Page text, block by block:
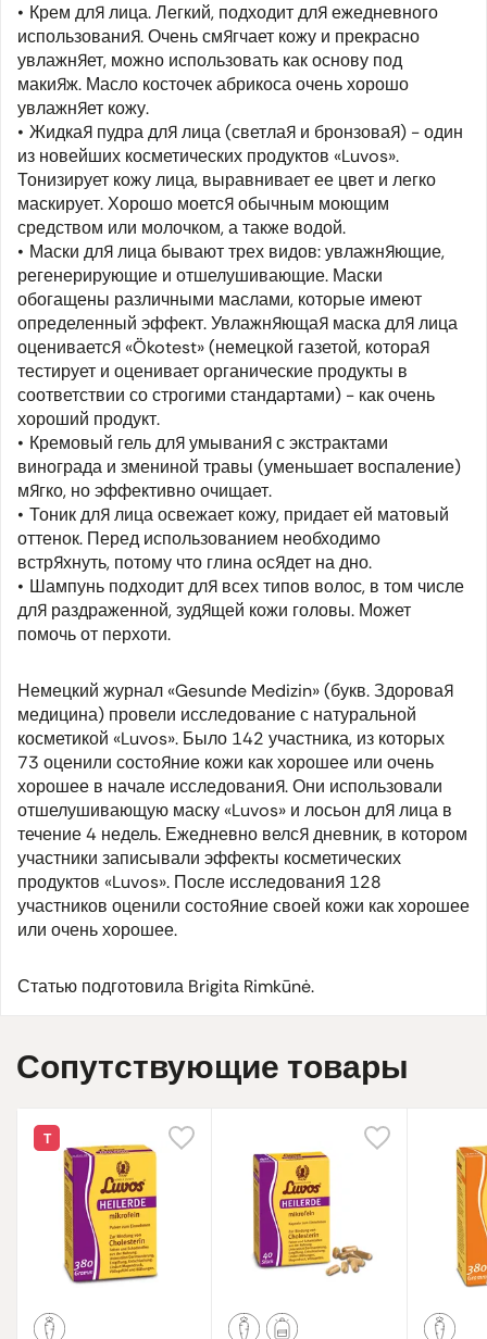
Крем для лица. Легкий, подходит для ежедневного
использования. Очень смягчает кожу и прекрасно
увлажняет, можно использовать как основу под
макияж. Масло косточек абрикоса очень хорошо
увлажняет кожу.
Жидкая пудра для лица (светлая и бронзовая) - один
из новейших косметических продуктов «Luvos».
Тонизирует кожу лица, выравнивает ее цвет и легко
маскирует. Хорошо моется обычным моющим
средством или молочком, а также водой.
Маски для лица бывают трех видов: увлажняющие,
регенерирующие и отшелушивающие. Маски
обогащены различными маслами, которые имеют
определенный эффект. Увлажняющая маска для лица
оценивается «Ökotest» (немецкой газетой, которая
тестирует и оценивает органические продукты в
соответствии со строгими стандартами) - как очень
хороший продукт.
Кремовый гель для умывания с экстрактами
винограда и змениной травы (уменьшает воспаление)
мягко, но эффективно очищает.
Тоник для лица освежает кожу, придает ей матовый
оттенок. Перед использованием необходимо
встряхнуть, потому что глина осядет на дно.
Шампунь подходит для всех типов волос, в том числе
для раздраженной, зудящей кожи головы. Может
помочь от перхоти.
Немецкий журнал «Gesunde Medizin» (букв. Здоровая
медицина) провели исследование с натуральной
косметикой «Luvos». Было 142 участника, из которых
73 оценили состояние кожи как хорошее или очень
хорошее в начале исследования. Они использовали
отшелушивающую маску «Luvos» и лосьон для лица в
течение 4 недель. Ежедневно велся дневник, в котором
участники записывали эффекты косметических
продуктов «Luvos». После исследования 128
участников оценили состояние своей кожи как хорошее
или очень хорошее.
Статью подготовила Brigita Rimkūnė.
Сопутствующие товары
Т